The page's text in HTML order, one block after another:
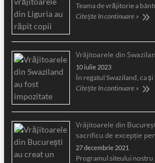
Teama de vrăjitorie a
Citește în continuare »
Vrăjitoarele din
10 iulie 2023
În regatul Swaziland, ca
Citește în continuare »
Vrăjitoarele din
sacrificu de excepție
27 decembrie 2021
Programul siteului